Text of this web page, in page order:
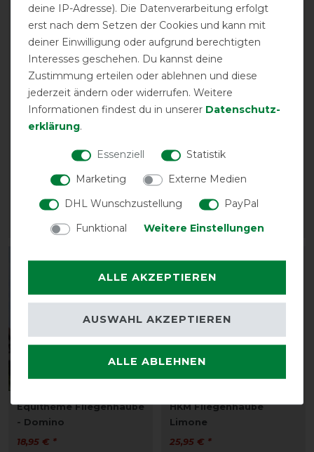
Neu
Euroriding Fliegenohren
25,45 € *
ARTIKEL MERKEN
Fliegenohren
Competition
vorher 17,90 €
15,60 € *
ARTIKEL MERKEN
Equithème Fliegenhaube
- Domino
18,95 € *
HKM Fliegenhaube
Limone
25,95 € *
deine IP-Adresse). Die Datenverarbeitung erfolgt
erst nach dem Setzen der Cookies und kann mit
deiner Einwilligung oder aufgrund berechtigten
Interesses geschehen. Du kannst deine
Zustimmung erteilen oder ablehnen und diese
jederzeit ändern oder widerrufen. Weitere
Informationen findest du in unserer Daten­schutz­
erklärung.
Essenziell
Statistik
Marketing
Externe Medien
DHL Wunschzustellung
PayPal
Funktional
Weitere Einstellungen
ALLE AKZEPTIEREN
ALLE ABLEHNEN
AUSWAHL AKZEPTIEREN